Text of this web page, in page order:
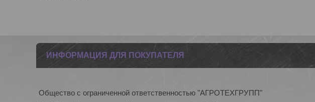
ИНФОРМАЦИЯ ДЛЯ ПОКУПАТЕЛЯ
Общество с ограниченной ответственностью "АГРОТЕХГРУПП"